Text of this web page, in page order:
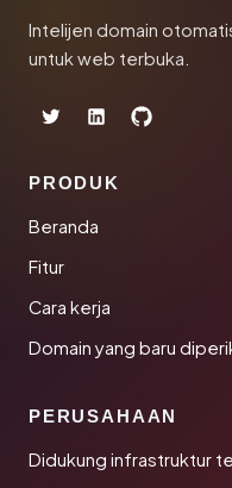
Intelijen domain
untuk web terbuka.
PRODUK
Beranda
Fitur
Cara kerja
Domain yang baru
PERUSAHAAN
Didukung infrastruktur